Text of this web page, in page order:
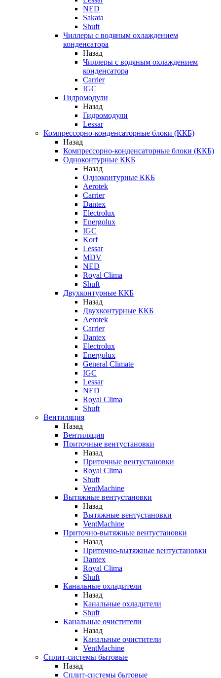
NED
Sakata
Shuft
Чиллеры с водяным охлаждением
конденсатора
Назад
Чиллеры с водяным охлаждением
конденсатора
Carrier
IGC
Гидромодули
Назад
Гидромодули
Lessar
Компрессорно-конденсаторные блоки (ККБ)
Назад
Компрессорно-конденсаторные блоки (ККБ)
Одноконтурные ККБ
Назад
Одноконтурные ККБ
Aerotek
Carrier
Dantex
Electrolux
Energolux
IGC
Korf
Lessar
MDV
NED
Royal Clima
Shuft
Двухконтурные ККБ
Назад
Двухконтурные ККБ
Aerotek
Carrier
Dantex
Electrolux
Energolux
General Climate
IGC
Lessar
NED
Royal Clima
Shuft
Вентиляция
Назад
Вентиляция
Приточные вентустановки
Назад
Приточные вентустановки
Royal Clima
Shuft
VentMachine
Вытяжные вентустановки
Назад
Вытяжные вентустановки
VentMachine
Приточно-вытяжные вентустановки
Назад
Приточно-вытяжные вентустановки
Dantex
Royal Clima
Shuft
Канальные охладители
Назад
Канальные охладители
Shuft
Канальные очистители
Назад
Канальные очистители
VentMachine
Сплит-системы бытовые
Назад
Сплит-системы бытовые